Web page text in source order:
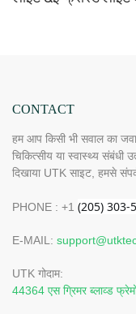
CONTACT
हम आप किसी भी सवाल का
चिकित्सीय या स्वास्थ्य संबंधी
दिखाया UTK साइट, हमसे
PHONE : +1
E-MAIL:
UTK गोदाम:
44364 एस ग्रिमर ब्लाव्ड